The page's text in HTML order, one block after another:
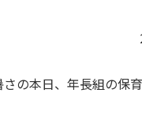
の本日、年長組の保